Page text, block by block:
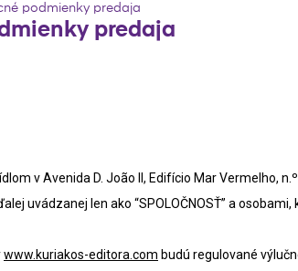
podmienky predaja
predaja
v Avenida D. João II, Edifício Mar Vermelho,
uvádzanej len ako “SPOLOČNOSŤ” a
www.kuriakos-editora.com budú regulované